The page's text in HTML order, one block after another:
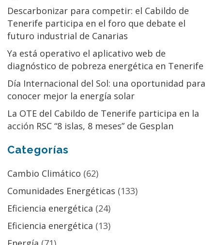
Descarbonizar para competir: el Cabildo de
Tenerife participa en el foro que debate el
futuro industrial de Canarias
Ya está operativo el aplicativo web de
diagnóstico de pobreza energética en Tenerife
Día Internacional del Sol: una oportunidad para
conocer mejor la energía solar
La OTE del Cabildo de Tenerife participa en la
acción RSC “8 islas, 8 meses” de Gesplan
Categorías
Cambio Climático (62)
Comunidades Energéticas (133)
Eficiencia energética (24)
Eficiencia energética (13)